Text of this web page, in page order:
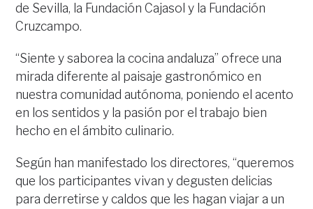
de Sevilla, la Fundación Cajasol y la Fundación
Cruzcampo.
“Siente y saborea la cocina andaluza” ofrece una
mirada diferente al paisaje gastronómico en
nuestra comunidad autónoma, poniendo el acento
en los sentidos y la pasión por el trabajo bien
hecho en el ámbito culinario.
Según han manifestado los directores, “queremos
que los participantes vivan y degusten delicias
para derretirse y caldos que les hagan viajar a un